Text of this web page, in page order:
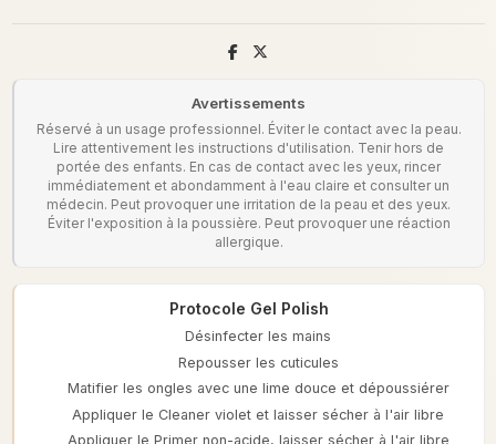
Avertissements
Réservé à un usage professionnel. Éviter le contact avec la peau.
Lire attentivement les instructions d'utilisation. Tenir hors de
portée des enfants. En cas de contact avec les yeux, rincer
immédiatement et abondamment à l'eau claire et consulter un
médecin. Peut provoquer une irritation de la peau et des yeux.
Éviter l'exposition à la poussière. Peut provoquer une réaction
allergique.
Protocole Gel Polish
Désinfecter les mains
Repousser les cuticules
Matifier les ongles avec une lime douce et dépoussiérer
Appliquer le Cleaner violet et laisser sécher à l'air libre
Appliquer le Primer non-acide, laisser sécher à l'air libre